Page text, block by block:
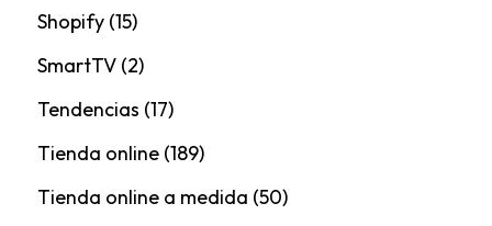
Shopify(15)
SmartTV(2)
Tendencias (17)
Tienda online(189)
Tienda online a medida (50)